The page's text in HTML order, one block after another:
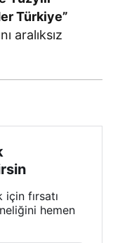
Türkiye”
aralıksız
fırsatı
hemen